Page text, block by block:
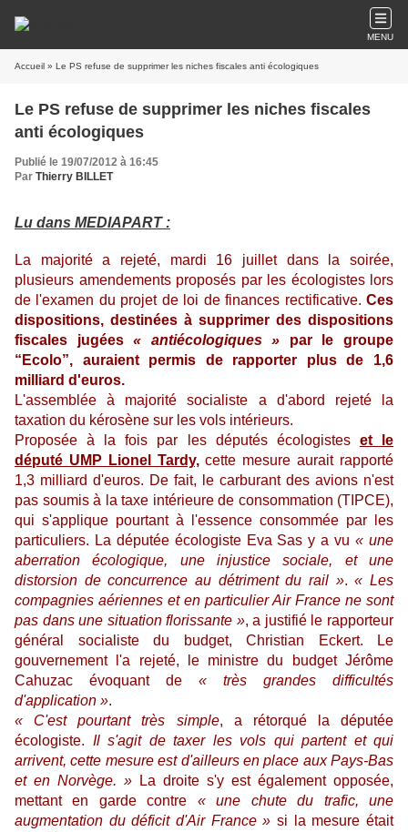
MENU
Accueil » Le PS refuse de supprimer les niches fiscales anti écologiques
Le PS refuse de supprimer les niches fiscales
anti écologiques
Publié le 19/07/2012 à 16:45
Par Thierry BILLET
Lu dans MEDIAPART :
La majorité a rejeté, mardi 16 juillet dans la soirée,
plusieurs amendements proposés par les écologistes lors
de l'examen du projet de loi de finances rectificative. Ces
dispositions, destinées à supprimer des dispositions
fiscales jugées« antiécologiques » par le groupe
“Ecolo”, auraient permis de rapporter plus de 1,6
milliard d'euros.
L'assemblée à majorité socialiste a d'abord rejeté la
taxation du kérosène sur les vols intérieurs.
Proposée à la fois par les députés écologistes et le
député UMP Lionel Tardy,cette mesure aurait rapporté
1,3 milliard d'euros. De fait, le carburant des avions n'est
pas soumis à la taxe intérieure de consommation (TIPCE),
qui s'applique pourtant à l'essence consommée par les
particuliers. La députée écologiste Eva Sas y a vu« une
aberration écologique, une injustice sociale, et une
distorsion de concurrence au détriment du rail ».« Les
compagnies aériennes et en particulier Air France ne sont
pas dans une situation florissante », a justifié le rapporteur
général socialiste du budget, Christian Eckert. Le
gouvernement l'a rejeté, le ministre du budget Jérôme
Cahuzac évoquant de « très grandes difficultés
d'application ».
« C'est pourtant très simple, a rétorqué la députée
écologiste. Il s'agit de taxer les vols qui partent et qui
arrivent, cette mesure est d'ailleurs en place aux Pays-Bas
et en Norvège. » La droite s'y est également opposée,
mettant en garde contre « une chute du trafic, une
augmentation du déficit d'Air France » si la mesure était